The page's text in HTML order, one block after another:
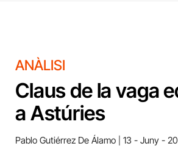
ANÀLISI
Claus de la vaga
a Astúries
Pablo Gutiérrez De Álamo
13 - Juny -